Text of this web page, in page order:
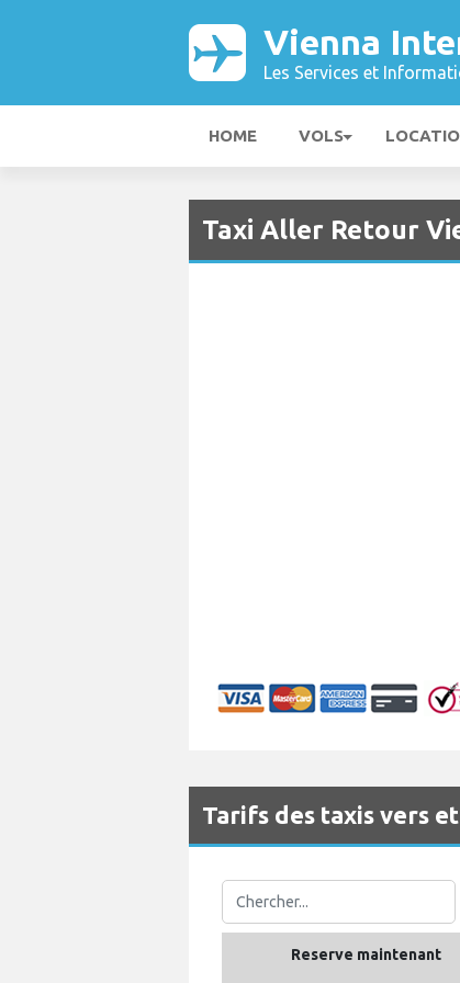
Vienna
Les Services et
HOME VOLS
Taxi Aller Retour
Tarifs des taxis vers
Reserve maintenant